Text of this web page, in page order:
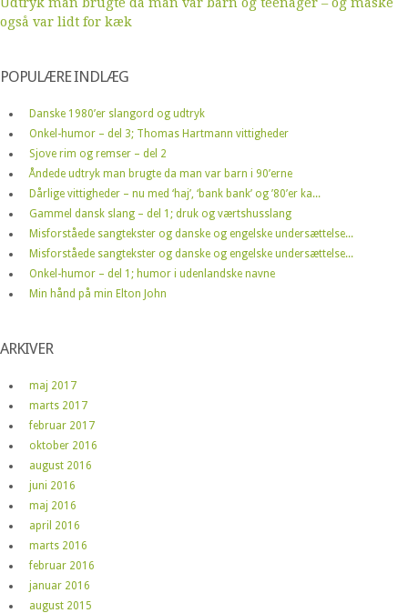
også var lidt for kæk
POPULÆRE INDLÆG
Danske 1980’er slangord og udtryk
Onkel-humor – del 3; Thomas Hartmann vittigheder
Sjove rim og remser – del 2
Åndede udtryk man brugte da man var barn i 90’erne
Dårlige vittigheder – nu med ‘haj’, ‘bank bank’ og ’80’er ka...
Gammel dansk slang – del 1; druk og værtshusslang
Misforståede sangtekster og danske og engelske undersættelse...
Misforståede sangtekster og danske og engelske undersættelse...
Onkel-humor – del 1; humor i udenlandske navne
Min hånd på min Elton John
ARKIVER
maj 2017
marts 2017
februar 2017
oktober 2016
august 2016
juni 2016
maj 2016
april 2016
marts 2016
februar 2016
januar 2016
august 2015